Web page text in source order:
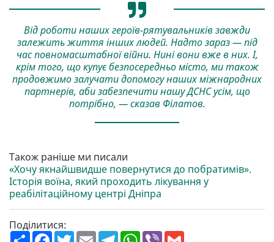
Від роботи наших героїв-рятувальників завжди
залежить життя інших людей. Надто зараз — під
час повномасштабної війни. Нині вони вже в них. І,
крім того, що купує безпосередньо місто, ми також
продовжимо залучати допомогу наших міжнародних
партнерів, аби забезпечити нашу ДСНС усім, що
потрібно, — сказав Філатов.
Також раніше ми писали
«Хочу якнайшвидше повернутися до побратимів».
Історія воїна, який проходить лікування у
реабілітаційному центрі Дніпра
Поділитися:
П
F T E T W V